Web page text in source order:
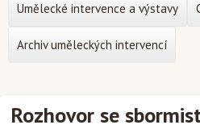
Rozhovor se
Umělecké intervence a výstavy
Archiv uměleckých intervencí